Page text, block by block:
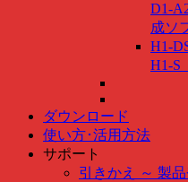
D1-
成ソ
H1-
H1-S
ダウンロード
使い方･活用方法
サポート
引きかえ ～ 製